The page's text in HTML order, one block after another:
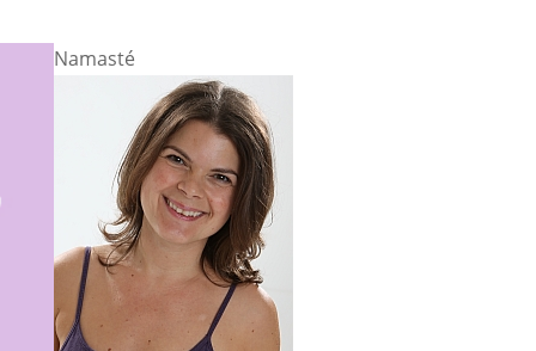
Namasté